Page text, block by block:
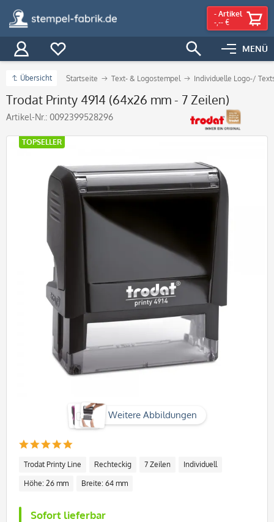
MENÜ
- Artikel
-,-- €
Übersicht Startseite Text- & Logostempel Individuelle Logo-/
Trodat Printy 4914 (64x26 mm - 7 Zeilen)
Artikel-Nr.: 0092399528296
Weitere Abbildungen
TOPSELLER
Trodat Printy Line Rechteckig 7 Zeilen Individuell
Höhe: 26 mm Breite: 64 mm
Sofort lieferbar